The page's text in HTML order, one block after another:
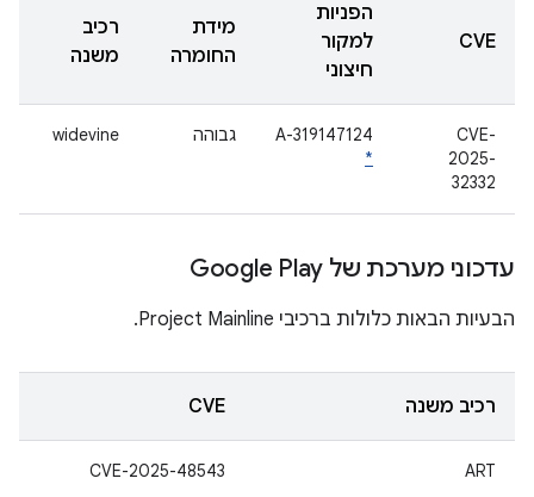
CVE
הפניות
למקור
חיצוני
מידת
החומרה
רכיב
משנה
CVE-
2025-
32332
A-319147124
*
גבוהה widevine
עדכוני מערכת של Google Play
הבעיות הבאות כלולות ברכיבי Project Mainline.
רכיב משנה CVE
ART
CVE-2025-48543